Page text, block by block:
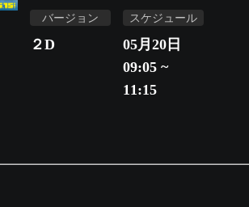
バージョン
２D
スケジュール
05月20日
09:05 ~
11:15